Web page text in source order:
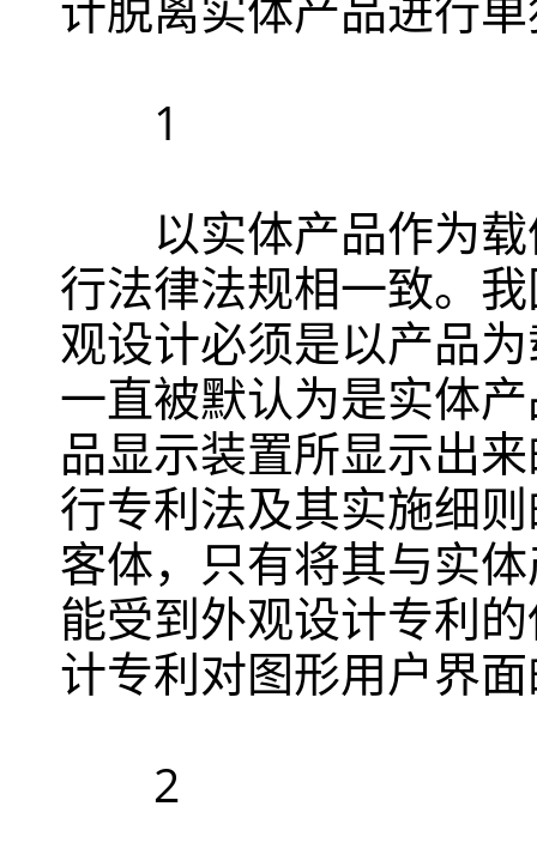
1
以实体产品作为载
行法律法规相一致。
观设计必须是以产品
一直被默认为是实体
品显示装置所显示出
行专利法及其实施细
客体，只有将其与实
能受到外观设计专利
计专利对图形用户界
2